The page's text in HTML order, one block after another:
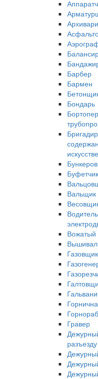
Барбер
Бармен
Бондарь
Буфетчик
Вальщик
Вожатый
Газовщик
Гравер
разъезду